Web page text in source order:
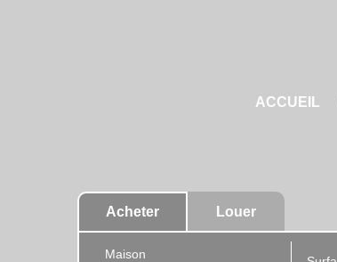
ACCUEIL
Acheter Louer